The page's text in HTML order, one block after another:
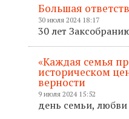
Большая
30 июля 2024 18:17
30 лет
«Каждая семья
историческом
верности
9 июля 2024 15:52
день семьи,